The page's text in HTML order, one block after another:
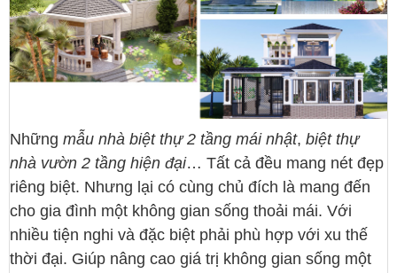
Những mẫu nhà biệt thự 2 tầng mái nhật, biệt thự
nhà vườn 2 tầng hiện đại… Tất cả đều mang nét đẹp
riêng biệt. Nhưng lại có cùng chủ đích là mang đến
cho gia đình một không gian sống thoải mái. Với
nhiều tiện nghi và đặc biệt phải phù hợp với xu thế
thời đại. Giúp nâng cao giá trị không gian sống một